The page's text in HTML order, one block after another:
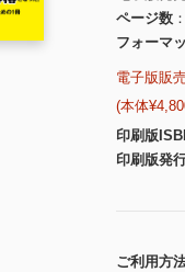
ページ数
フォーマ
電子版販
(本体
印刷版
印刷版発
ご利用方